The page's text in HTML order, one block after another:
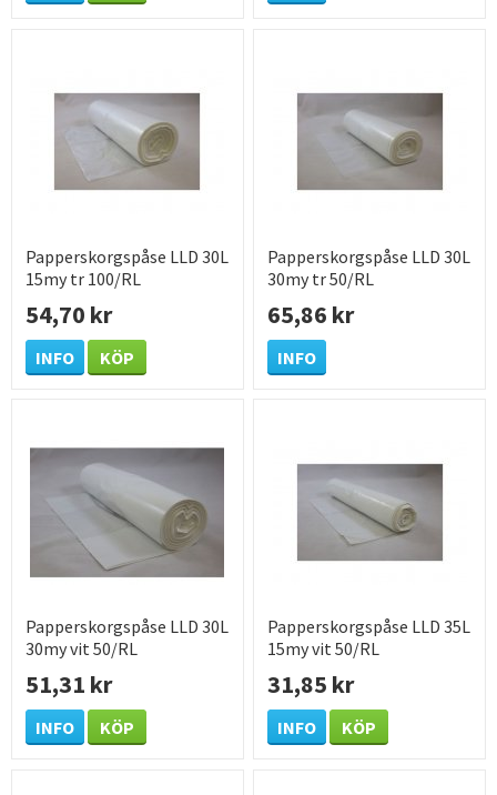
Papperskorgspåse LLD 30L
15my tr 100/RL
54,70 kr
INFO KÖP
Papperskorgspåse LLD 30L
30my tr 50/RL
65,86 kr
INFO
Papperskorgspåse LLD 30L
30my vit 50/RL
51,31 kr
INFO KÖP
Papperskorgspåse LLD 35L
15my vit 50/RL
31,85 kr
INFO KÖP